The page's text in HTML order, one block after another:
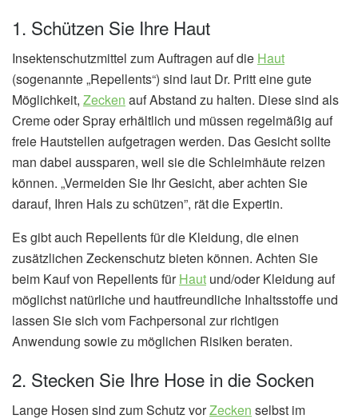
1. Schützen Sie Ihre Haut
Insektenschutzmittel zum Auftragen auf die Haut
(sogenannte „Repellents“) sind laut Dr. Pritt eine gute
Möglichkeit, Zecken auf Abstand zu halten. Diese sind als
Creme oder Spray erhältlich und müssen regelmäßig auf
freie Hautstellen aufgetragen werden. Das Gesicht sollte
man dabei aussparen, weil sie die Schleimhäute reizen
können. „Vermeiden Sie Ihr Gesicht, aber achten Sie
darauf, Ihren Hals zu schützen”, rät die Expertin.
Es gibt auch Repellents für die Kleidung, die einen
zusätzlichen Zeckenschutz bieten können. Achten Sie
beim Kauf von Repellents fürHaut und/oder Kleidung auf
möglichst natürliche und hautfreundliche Inhaltsstoffe und
lassen Sie sich vom Fachpersonal zur richtigen
Anwendung sowie zu möglichen Risiken beraten.
2. Stecken Sie Ihre Hose in die Socken
Lange Hosen sind zum Schutz vorZecken selbst im